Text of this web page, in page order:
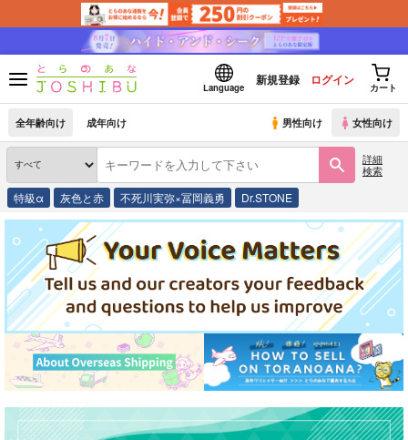
Language
新規登録 ログイン
カート
全年齢向け 成年向け 男性向け 女性向け
詳細
検索
特級α 灰色と赤 不死川実弥×冨岡義勇 Dr.STONE